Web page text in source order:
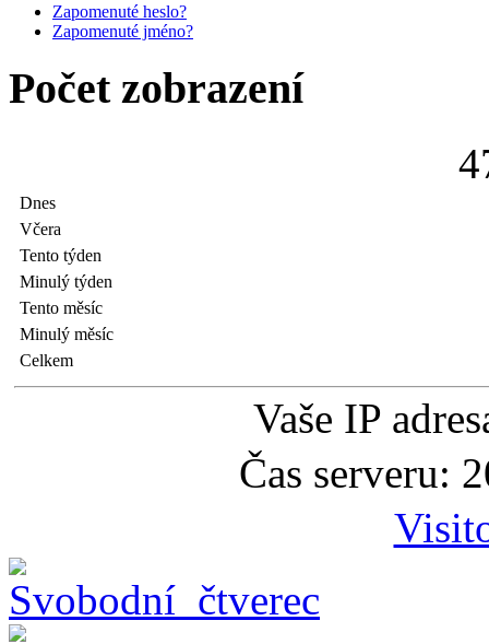
Zapomenuté heslo?
Zapomenuté jméno?
Počet zobrazení
4
Dnes
Včera
Tento týden
Minulý týden
Tento měsíc
Minulý měsíc
Celkem
Vaše IP
Čas serveru: